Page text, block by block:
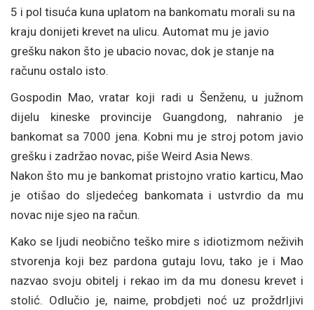
5 i pol tisuća kuna uplatom na bankomatu morali su na
kraju donijeti krevet na ulicu. Automat mu je javio
grešku nakon što je ubacio novac, dok je stanje na
računu ostalo isto.
Gospodin Mao, vratar koji radi u Šenženu, u južnom
dijelu kineske provincije Guangdong, nahranio je
bankomat sa 7000 jena. Kobni mu je stroj potom javio
grešku i zadržao novac, piše Weird Asia News.
Nakon što mu je bankomat pristojno vratio karticu, Mao
je otišao do sljedećeg bankomata i ustvrdio da mu
novac nije sjeo na račun.
Kako se ljudi neobično teško mire s idiotizmom neživih
stvorenja koji bez pardona gutaju lovu, tako je i Mao
nazvao svoju obitelj i rekao im da mu donesu krevet i
stolić. Odlučio je, naime, probdjeti noć uz proždrljivi